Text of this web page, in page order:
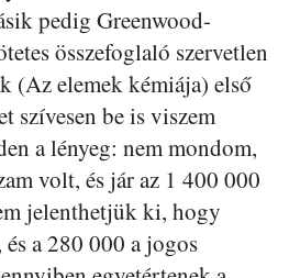
pedig Greenwood-
összefoglaló szervetlen
(Az elemek kémiája) első
szívesen be is viszem
a lényeg: nem mondom,
volt, és jár az 1 400 000
jelenthetjük ki, hogy
a 280 000 a jogos